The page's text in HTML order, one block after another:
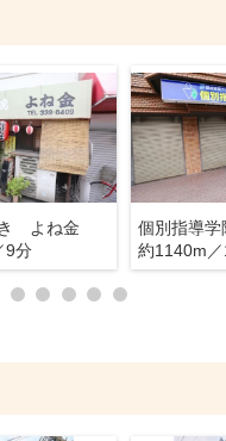
よね金
9分
約1140m